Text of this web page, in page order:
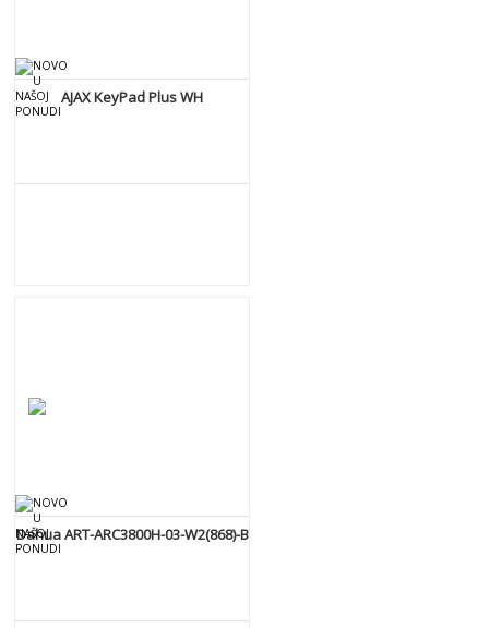
AJAX KeyPad Plus WH
Dahua ART-ARC3800H-03-W2(868)-B